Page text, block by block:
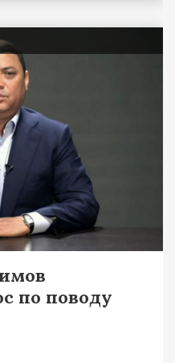
по поводу